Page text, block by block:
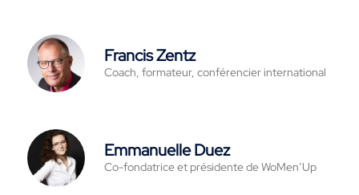
Francis Zentz
Coach, formateur, conférencier international
Emmanuelle Duez
Co-fondatrice et présidente de WoMen’Up